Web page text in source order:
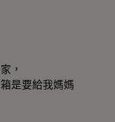
，
是要給我媽媽